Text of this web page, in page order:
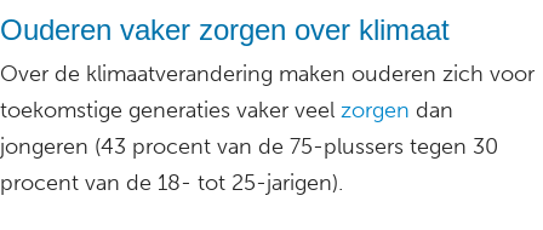
Ouderen vaker zorgen over klimaat
Over de klimaatverandering maken ouderen zich voor
toekomstige generaties vaker veel zorgen dan
jongeren (43 procent van de 75-plussers tegen 30
procent van de 18- tot 25-jarigen).